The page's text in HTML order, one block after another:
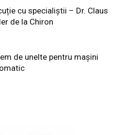
cu specialiștii – Dr. Claus
de la Chiron
de unelte pentru mașini